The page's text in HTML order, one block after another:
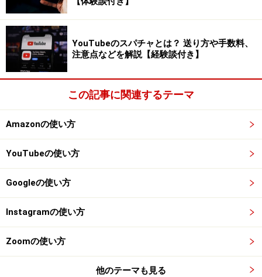
外部メールアドレスでメールを送信、返信
する
Yahoo!メールでは、基本的にメールの送信、返信の際の
メールアドレスは全て初期設定のメールアドレスを使い
レスが初期設定のメールアドレスになります。そのため
外部メールアドレス宛に来たメールの返信時もYahoo!の
メールを返信、送信する際のメールアドレスを外部のも
のにしたい場合は、メール作成画面でFrom欄の右端にあ
る下矢印をクリックし表示されるプルダウンメニューの
中から当該のメールアドレスを選択してください。
YouTubeのスパチャとは？ 送り方や手数料、
注意点などを解説【経験談付き】
この記事に関連するテーマ
Amazonの使い方
YouTubeの使い方
Googleの使い方
Instagramの使い方
Zoomの使い方
他のテーマも見る